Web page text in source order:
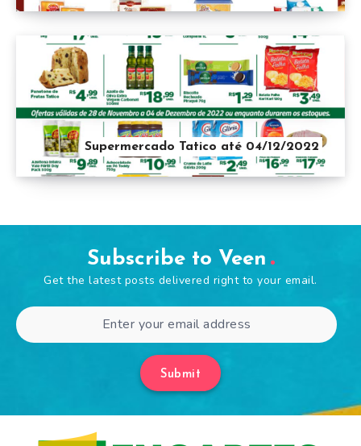
Supermercado Tatico até 04/12/2022
Subscribe to Veen
Get the latest posts delivered right to your email.
Submit